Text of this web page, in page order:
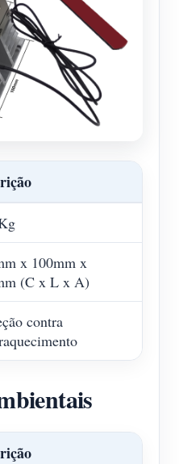
x 100mm x
(C x L x A)
contra